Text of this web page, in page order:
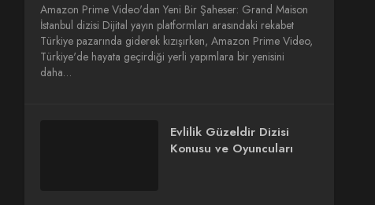
Amazon Prime Video'dan Yeni Bir Şaheser: Grand Maison
İstanbul dizisi Dijital yayın platformları arasındaki rekabet
Türkiye pazarında giderek kızışırken, Amazon Prime Video,
Türkiye'de hayata geçirdiği yerli yapımlara bir yenisini
daha…
Evlilik Güzeldir Dizisi
Konusu ve Oyuncuları